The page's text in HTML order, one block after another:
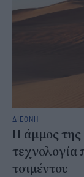
ΔΙΕΘΝΗ
Η άμμος της
τεχνολογία
τσιμέντου